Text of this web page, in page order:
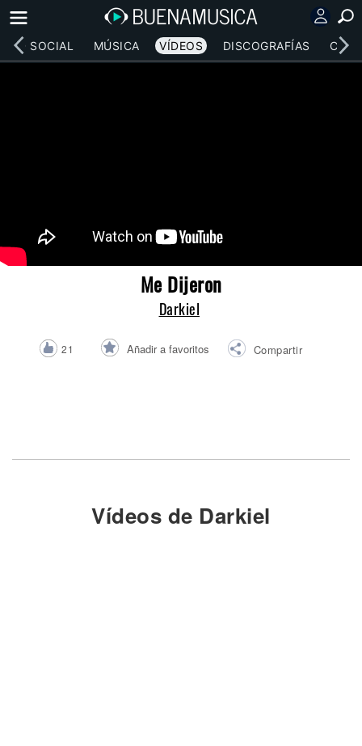
RED SOCIAL MÚSICA VÍDEOS DISCOGRAFÍAS
Me Dijeron
Darkiel
21 Añadir a favoritos Compartir
Vídeos de Darkiel